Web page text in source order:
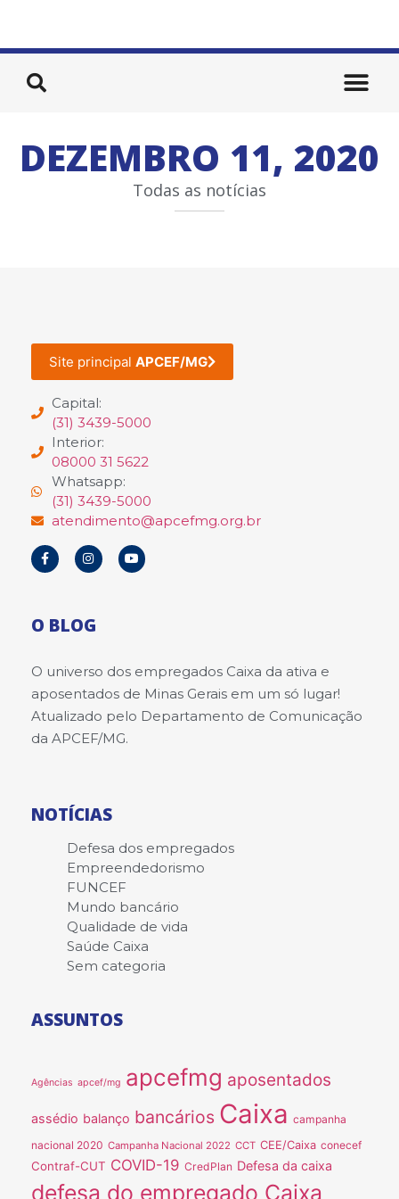
DEZEMBRO 11, 2020
Todas as notícias
Site principal APCEF/MG
Capital:
(31) 3439-5000
Interior:
08000 31 5622
Whatsapp:
(31) 3439-5000
atendimento@apcefmg.org.br
O BLOG
O universo dos empregados Caixa da ativa e
aposentados de Minas Gerais em um só lugar!
Atualizado pelo Departamento de Comunicação
da APCEF/MG.
NOTÍCIAS
Defesa dos empregados
Empreendedorismo
FUNCEF
Mundo bancário
Qualidade de vida
Saúde Caixa
Sem categoria
ASSUNTOS
Agências apcef/mg apcefmg aposentados
assédio balanço bancários Caixa campanha
nacional 2020 Campanha Nacional 2022 CCT CEE/Caixa conecef
Contraf-CUT COVID-19 CredPlan Defesa da caixa
defesa do empregado Caixa